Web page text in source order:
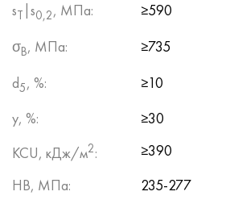
sТ |s0,2, МПа:
≥590
σB, МПа:
≥735
d5, %:
≥10
y, %:
≥30
KCU, кДж/м2:
≥390
HB, МПа:
235-277